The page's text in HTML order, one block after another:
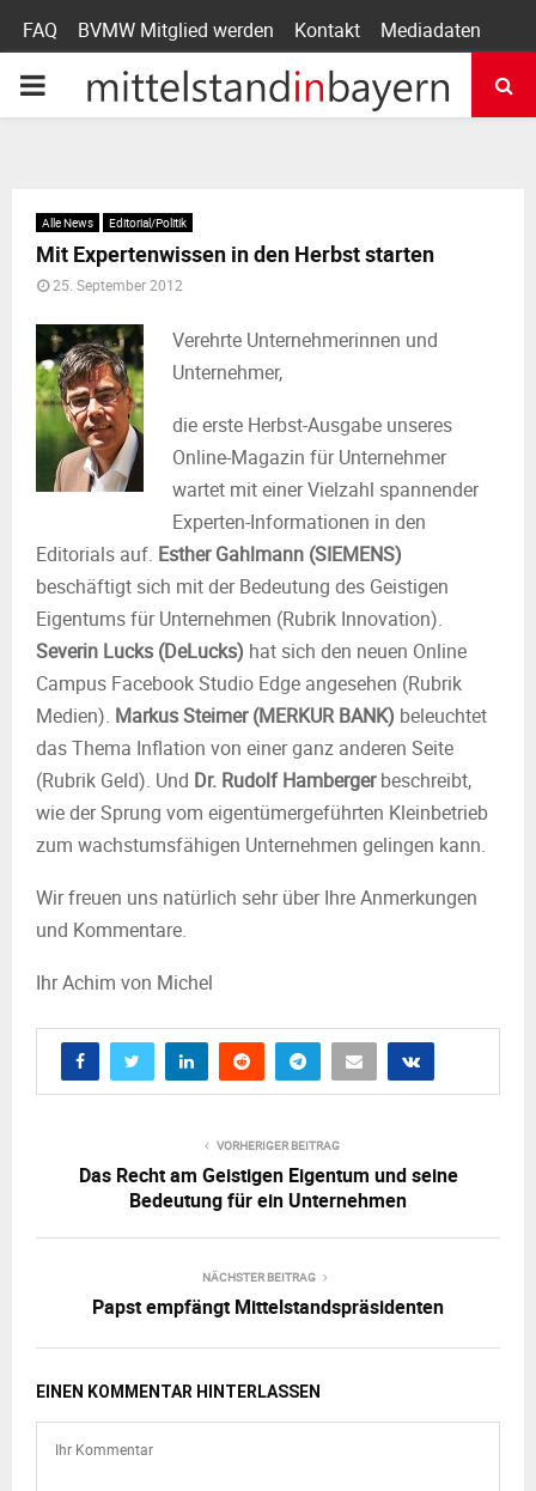
FAQ BVMW Mitglied werden Kontakt Mediadaten
P
M
R
M
N
U
Alle News Editorial/Politik
Mit Expertenwissen in den Herbst starten
25. September 2012
Verehrte Unternehmerinnen und
Unternehmer,
die erste Herbst-Ausgabe unseres
Online-Magazin für Unternehmer
wartet mit einer Vielzahl spannender
Experten-Informationen in den
Editorials auf. Esther Gahlmann (SIEMENS)
beschäftigt sich mit der Bedeutung des Geistigen
Eigentums für Unternehmen (Rubrik Innovation).
Severin Lucks (DeLucks) hat sich den neuen Online
Campus Facebook Studio Edge angesehen (Rubrik
Medien). Markus Steimer (MERKUR BANK) beleuchtet
das Thema Inflation von einer ganz anderen Seite
(Rubrik Geld). Und Dr. Rudolf Hambergerbeschreibt,
wie der Sprung vom eigentümergeführten Kleinbetrieb
zum wachstumsfähigen Unternehmen gelingen kann.
Wir freuen uns natürlich sehr über Ihre Anmerkungen
und Kommentare.
Ihr Achim von Michel
VORHERIGER BEITRAG
Das Recht am Geistigen Eigentum und seine
Bedeutung für ein Unternehmen
NÄCHSTER BEITRAG
Papst empfängt Mittelstandspräsidenten
EINEN KOMMENTAR HINTERLASSEN